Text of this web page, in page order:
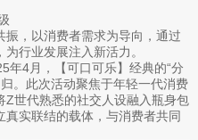
，以消费者需求为导向，通过
行业发展注入新活力。
年4月，【可口可乐】经典的“分
。此次活动聚焦于年轻一代消费
世代熟悉的社交人设融入瓶身包
实联结的载体，与消费者共同